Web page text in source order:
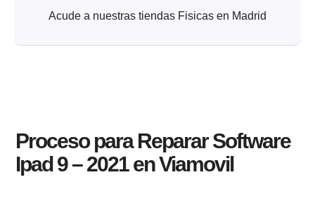
Acude a nuestras tiendas Fisicas en Madrid
Proceso para Reparar Software
Ipad 9 – 2021 en Viamovil